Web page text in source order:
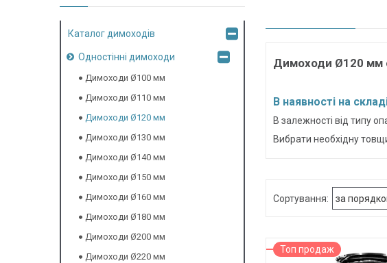
Димоходи Ø120 мм
В наявності на
В залежності від типу
Вибрати необхідну
Топ продаж
Каталог димоходів
Одностінні димоходи
Димоходи Ø100 мм
Димоходи Ø110 мм
Димоходи Ø120 мм
Димоходи Ø130 мм
Димоходи Ø140 мм
Димоходи Ø150 мм
Димоходи Ø160 мм
Димоходи Ø180 мм
Димоходи Ø200 мм
Димоходи Ø220 мм